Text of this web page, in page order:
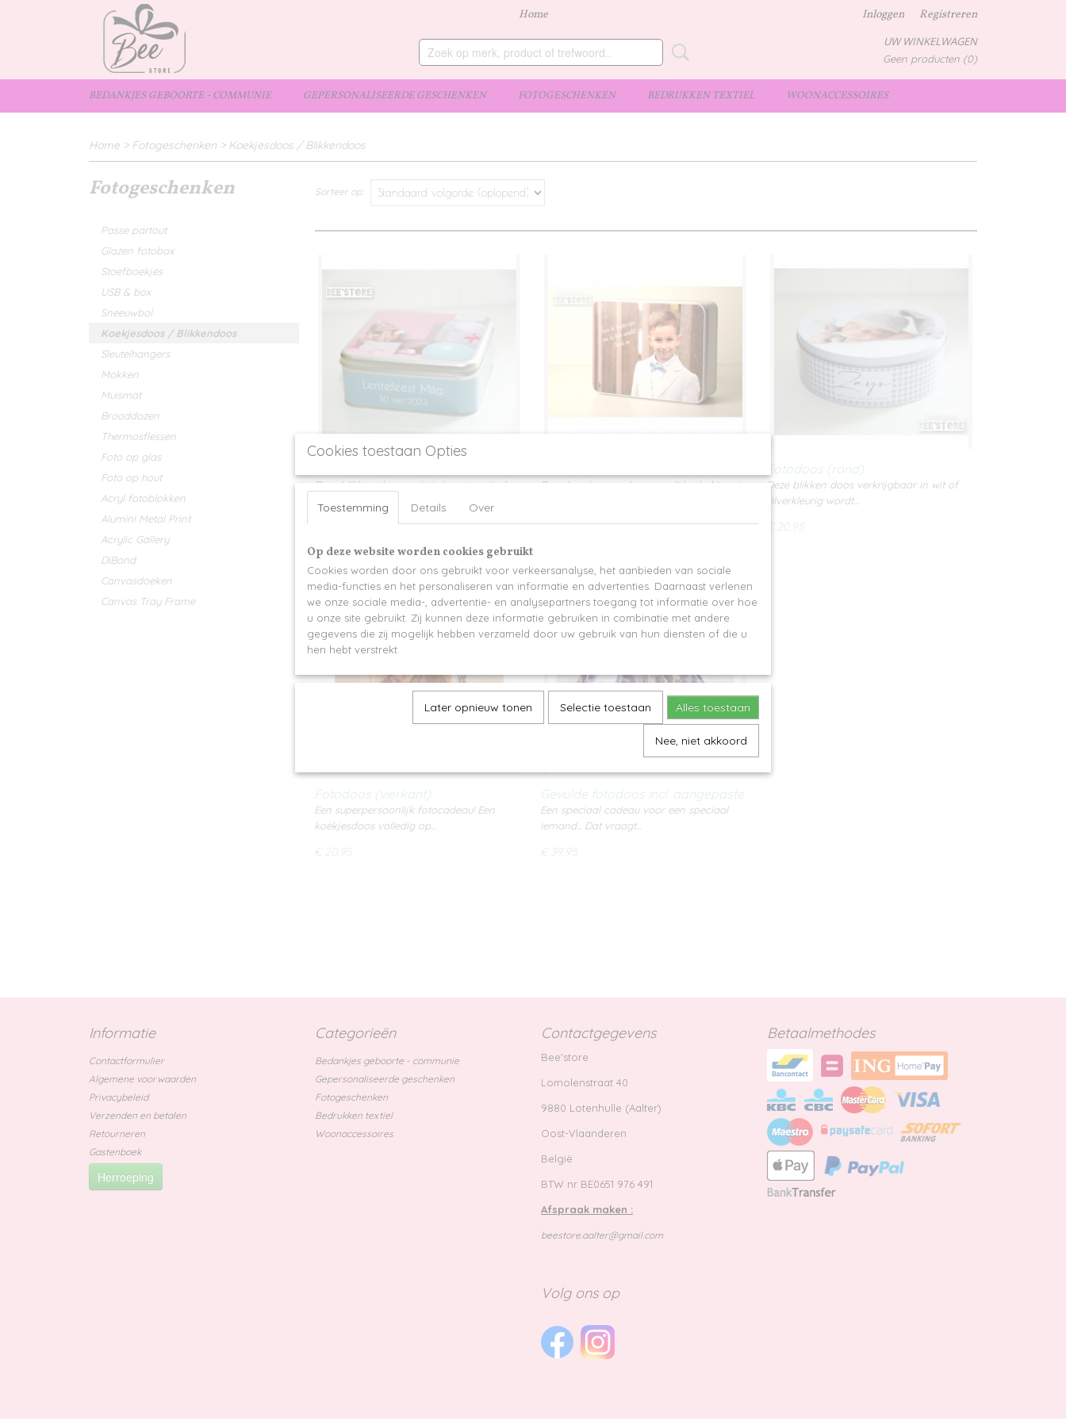
Home Inloggen Registreren
UW WINKELWAGEN
Geen producten (0)
BEDANKJES GEBOORTE - COMMUNIE GEPERSONALISEERDE GESCHENKEN FOTOGESCHENKEN BEDRUKKEN TEXTIEL WOONACCESSOIRES
Home > Fotogeschenken > Koekjesdoos / Blikkendoos
Fotogeschenken
Passe partout
Glazen fotobox
Stoefboekjes
USB & box
Sneeuwbol
Koekjesdoos / Blikkendoos
Sleutelhangers
Mokken
Muismat
Brooddozen
Thermosflessen
Foto op glas
Foto op hout
Acryl fotoblokken
Alumini Metal Print
Acrylic Gallery
DiBond
Canvasdoeken
Canvas Tray Frame
Sorteer op:
Deze blikken doos verkrijgbaar in wit of
aangepaste omranding
Deze luxe bewaardoos wordt bedrukt met
€ 22,95
Fotodoos (rond)
Deze blikken doos verkrijgbaar in wit of
zilverkleurig wordt…
€ 20,95
Fotodoos (vierkant)
Een superpersoonlijk fotocadeau! Een
koekjesdoos volledig op…
€ 20,95
Gevulde fotodoos incl. aangepaste
omranding
Een speciaal cadeau voor een speciaal
iemand... Dat vraagt…
€ 39,95
Informatie
Contactformulier
Algemene voorwaarden
Privacybeleid
Verzenden en betalen
Retourneren
Gastenboek
Herroeping
Categorieën
Bedankjes geboorte - communie
Gepersonaliseerde geschenken
Fotogeschenken
Bedrukken textiel
Woonaccessoires
Contactgegevens
Bee'store
Lomolenstraat 40
9880 Lotenhulle (Aalter)
Oost-Vlaanderen
België
BTW nr BE0651 976 491
Afspraak maken :
beestore.aalter@gmail.com
Volg ons op
Betaalmethodes
Cookies toestaan Opties
Toestemming Details Over
Op deze website worden cookies gebruikt
Cookies worden door ons gebruikt voor verkeersanalyse, het aanbieden van sociale
media-functies en het personaliseren van informatie en advertenties. Daarnaast verlenen
we onze sociale media-, advertentie- en analysepartners toegang tot informatie over hoe
u onze site gebruikt. Zij kunnen deze informatie gebruiken in combinatie met andere
gegevens die zij mogelijk hebben verzameld door uw gebruik van hun diensten of die u
hen hebt verstrekt.
Later opnieuw tonen Selectie toestaan Alles toestaan
Nee, niet akkoord